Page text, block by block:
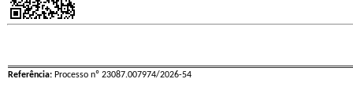
Referência: Processo nº 23087.007974/2026-54